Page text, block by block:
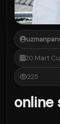
20 Mart
225
online